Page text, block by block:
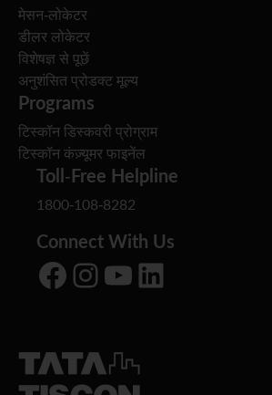
मेसन-लोकेटर
डीलर लोकेटर
विशेषज्ञ से पूछें
अनुशंसित प्रोडक्ट मूल्य
Programs
टिस्कॉन डिस्कवरी प्रोग्राम
टिस्कॉन कंज़्यूमर फाइनेंल
Toll-Free Helpline
1800-108-8282
Connect With Us
Facebook Instagram YouTube LinkedIn